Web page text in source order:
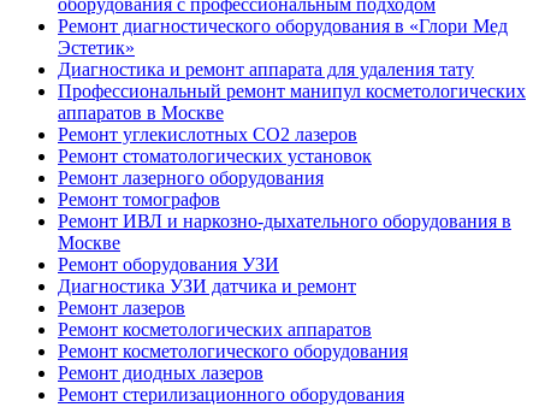
оборудования с профессиональным подходом
Ремонт диагностического оборудования в «Глори Мед
Эстетик»
Диагностика и ремонт аппарата для удаления тату
Профессиональный ремонт манипул косметологических
аппаратов в Москве
Ремонт углекислотных CO2 лазеров
Ремонт стоматологических установок
Ремонт лазерного оборудования
Ремонт томографов
Ремонт ИВЛ и наркозно-дыхательного оборудования в
Москве
Ремонт оборудования УЗИ
Диагностика УЗИ датчика и ремонт
Ремонт лазеров
Ремонт косметологических аппаратов
Ремонт косметологического оборудования
Ремонт диодных лазеров
Ремонт стерилизационного оборудования